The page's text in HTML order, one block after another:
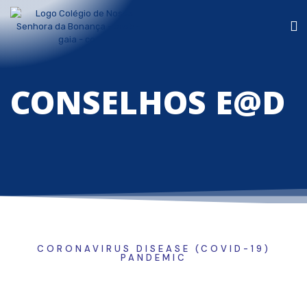
CONSELHOS E@D
CORONAVIRUS DISEASE (COVID-19)
PANDEMIC